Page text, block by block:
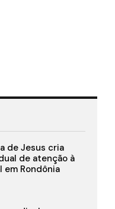
de Jesus cria
de atenção à
em Rondônia